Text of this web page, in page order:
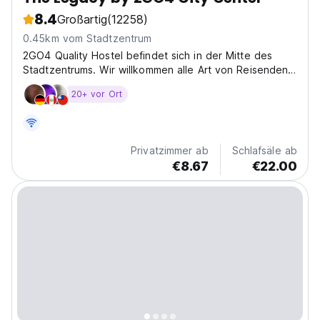
8.4Großartig(12258)
0.45km vom Stadtzentrum
2GO4 Quality Hostel befindet sich in der Mitte des
Stadtzentrums. Wir willkommen alle Art von Reisenden
mit einem angenehmen und warmen Ambiente.
20+ vor Ort
Privatzimmer ab
€8.67
Schlafsäle ab
€22.00